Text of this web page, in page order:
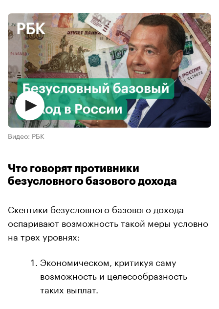
Видео: РБК
Что говорят противники
безусловного базового дохода
Скептики безусловного базового дохода
оспаривают возможность такой меры условно
на трех уровнях:
Экономическом, критикуя саму
возможность и целесообразность
таких выплат.